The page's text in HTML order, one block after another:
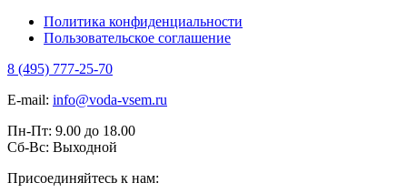
Политика конфиденциальности
Пользовательское соглашение
8 (495) 777-25-70
E-mail: info@voda-vsem.ru
Пн-Пт: 9.00 до 18.00
Сб-Вс: Выходной
Присоединяйтесь к нам: